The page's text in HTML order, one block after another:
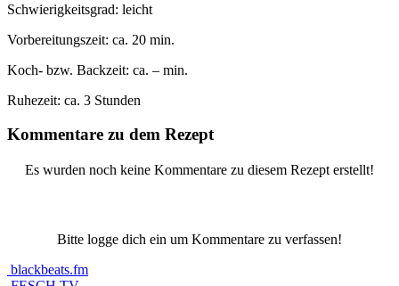
Schwierigkeitsgrad: leicht
Vorbereitungszeit: ca. 20 min.
Koch- bzw. Backzeit: ca. – min.
Ruhezeit: ca. 3 Stunden
Kommentare zu dem Rezept
Es wurden noch keine Kommentare zu diesem Rezept erstellt!
Bitte logge dich ein um Kommentare zu verfassen!
blackbeats.fm